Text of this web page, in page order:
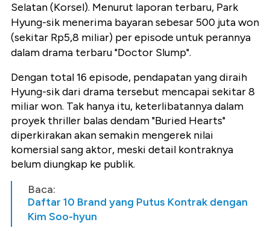
Selatan (Korsel). Menurut laporan terbaru, Park
Hyung-sik menerima bayaran sebesar 500 juta won
(sekitar Rp5,8 miliar) per episode untuk perannya
dalam drama terbaru "Doctor Slump".
Dengan total 16 episode, pendapatan yang diraih
Hyung-sik dari drama tersebut mencapai sekitar 8
miliar won. Tak hanya itu, keterlibatannya dalam
proyek thriller balas dendam "Buried Hearts"
diperkirakan akan semakin mengerek nilai
komersial sang aktor, meski detail kontraknya
belum diungkap ke publik.
Baca:
Daftar 10 Brand yang Putus Kontrak dengan
Kim Soo-hyun